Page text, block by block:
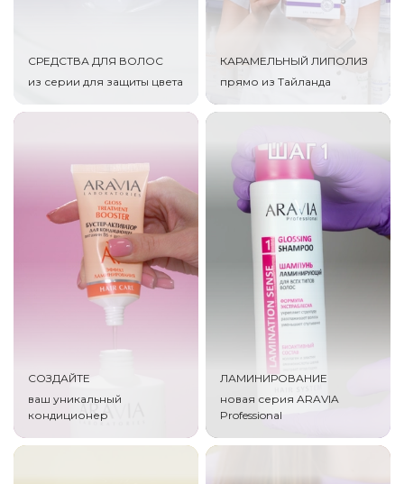
СРЕДСТВА ДЛЯ ВОЛОС
из серии для защиты цвета
КАРАМЕЛЬНЫЙ ЛИПОЛИЗ
прямо из Тайланда
СОЗДАЙТЕ
ваш уникальный
кондиционер
ЛАМИНИРОВАНИЕ
новая серия ARAVIA
Professional